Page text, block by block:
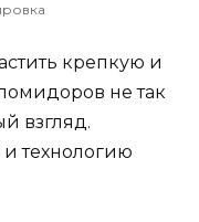
крепкую и
не так
взгляд.
технологию